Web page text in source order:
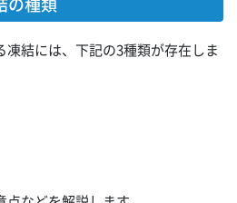
結には、下記の3種類が存在しま